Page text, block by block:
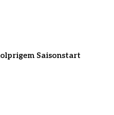
Saisonstart